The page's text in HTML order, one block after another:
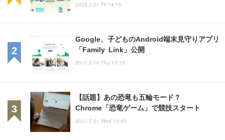
2025.3.21 Fri 14:15
Google、子どものAndroid端末見守りアプリ
「Family Link」公開
2017.3.16 Thu 17:15
【話題】あの恐竜も五輪モード？
Chrome「恐竜ゲーム」で競技スタート
2021.7.21 Wed 13:45